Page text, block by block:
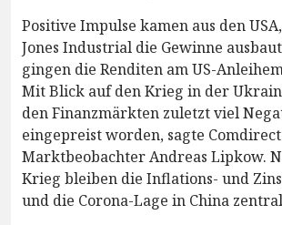
Positive Impulse kamen aus den
Jones Industrial die Gewinne
gingen die Renditen am US-
Mit Blick auf den Krieg in der
den Finanzmärkten zuletzt viel
eingepreist worden, sagte
Marktbeobachter Andreas Lipkow.
Krieg bleiben die Inflations- und
und die Corona-Lage in China